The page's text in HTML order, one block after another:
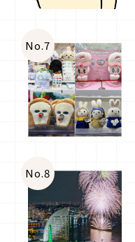
No.7
No.8